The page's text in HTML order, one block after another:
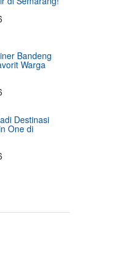
Bandeng
Warga
Destinasi
One di